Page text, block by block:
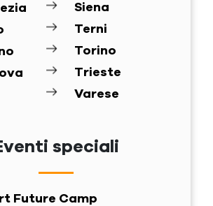
Siena
Terni
Torino
Trieste
Varese
speciali
Future Camp